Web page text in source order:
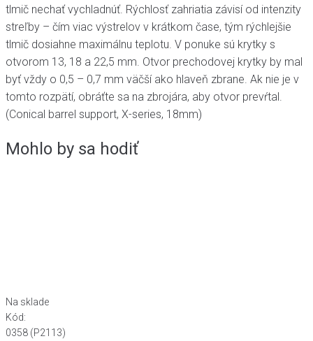
tlmič nechať vychladnúť. Rýchlosť zahriatia závisí od intenzity
streľby – čím viac výstrelov v krátkom čase, tým rýchlejšie
tlmič dosiahne maximálnu teplotu. V ponuke sú krytky s
otvorom 13, 18 a 22,5 mm. Otvor prechodovej krytky by mal
byť vždy o 0,5 – 0,7 mm väčší ako hlaveň zbrane. Ak nie je v
tomto rozpätí, obráťte sa na zbrojára, aby otvor prevŕtal.
(Conical barrel support, X-series, 18mm)
Mohlo by sa hodiť
Na sklade
Kód:
0358 (P2113)